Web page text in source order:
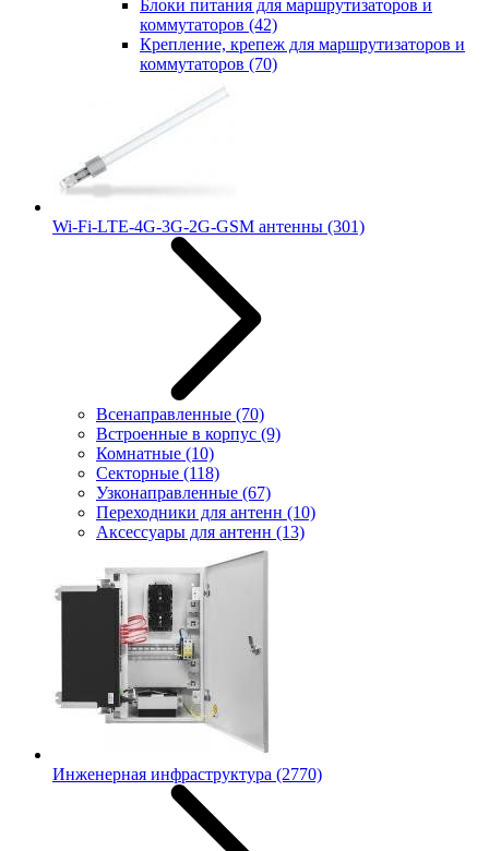
Блоки питания для маршрутизаторов и
коммутаторов (42)
Крепление, крепеж для маршрутизаторов и
коммутаторов (70)
Wi-Fi-LTE-4G-3G-2G-GSM антенны (301)
Всенаправленные (70)
Встроенные в корпус (9)
Комнатные (10)
Секторные (118)
Узконаправленные (67)
Переходники для антенн (10)
Аксессуары для антенн (13)
Инженерная инфраструктура (2770)